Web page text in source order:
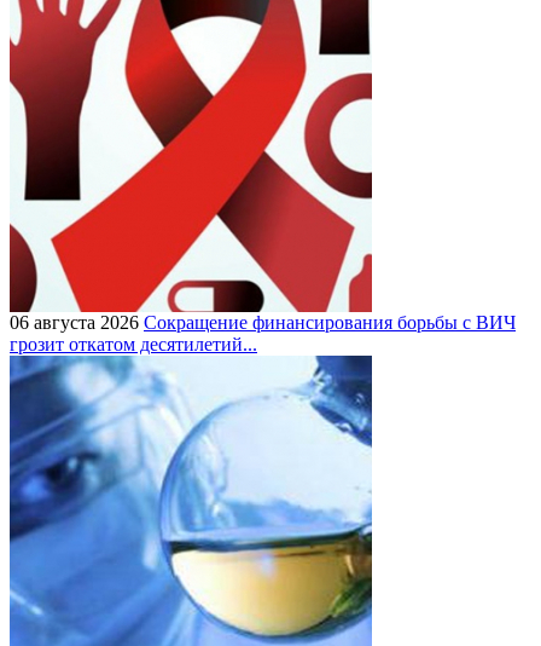
06 августа 2026 Сокращение финансирования борьбы с ВИЧ
грозит откатом десятилетий...